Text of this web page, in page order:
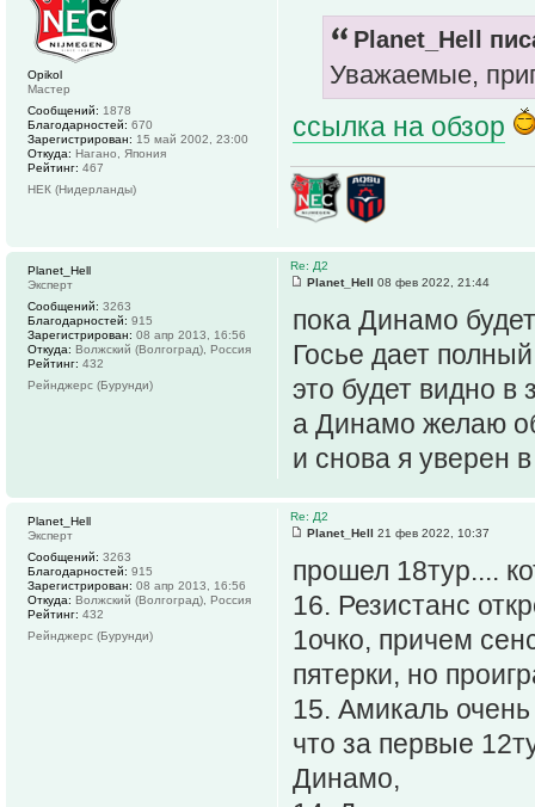
Planet_Hell
Уважаемые,
ссылка на обзор
Opikol
Мастер
Сообщений: 1878
Благодарностей: 670
Зарегистрирован: 15 май 2002, 23:00
Откуда: Нагано, Япония
Рейтинг: 467
НЕК (Нидерланды)
Re: Д2
Planet_Hell 08 фев 2022, 21:44
пока Динамо
Госье дает
это будет видно в
а Динамо желаю
и снова я уверен
Planet_Hell
Эксперт
Сообщений: 3263
Благодарностей: 915
Зарегистрирован: 08 апр 2013, 16:56
Откуда: Волжский (Волгоград), Россия
Рейтинг: 432
Рейнджерс (Бурунди)
Re: Д2
Planet_Hell 21 фев 2022, 10:37
прошел 18тур....
16. Резистанс
1очко, причем
пятерки, но
15. Амикаль очень
что за первые
Динамо,
Planet_Hell
Эксперт
Сообщений: 3263
Благодарностей: 915
Зарегистрирован: 08 апр 2013, 16:56
Откуда: Волжский (Волгоград), Россия
Рейтинг: 432
Рейнджерс (Бурунди)